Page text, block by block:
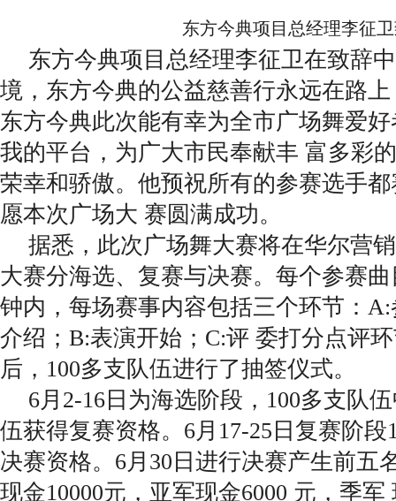
东方今典项目总经理李征
东方今典项目总经理李征卫在致辞
境，东方今典的公益慈善行永远在路
东方今典此次能有幸为全市广场舞爱
我的平台，为广大市民奉献丰 富多彩
荣幸和骄傲。他预祝所有的参赛选手
愿本次广场大 赛圆满成功。
据悉，此次广场舞大赛将在华尔营
大赛分海选、复赛与决赛。每个参赛
钟内，每场赛事内容包括三个环节：
介绍；B:表演开始；C:评 委打分点评
后，100多支队伍进行了抽签仪式。
6月2-16日为海选阶段，100多支队
伍获得复赛资格。6月17-25日复赛阶
决赛资格。6月30日进行决赛产生前五
现金10000元，亚军现金6000 元，季军